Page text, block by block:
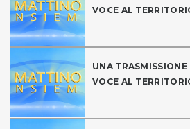
VOCE AL
UNA TRASMISSIONE
VOCE AL